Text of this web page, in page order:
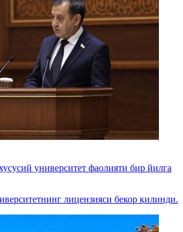
университет фаолияти бир йилга
лицензияси бекор қилинди.